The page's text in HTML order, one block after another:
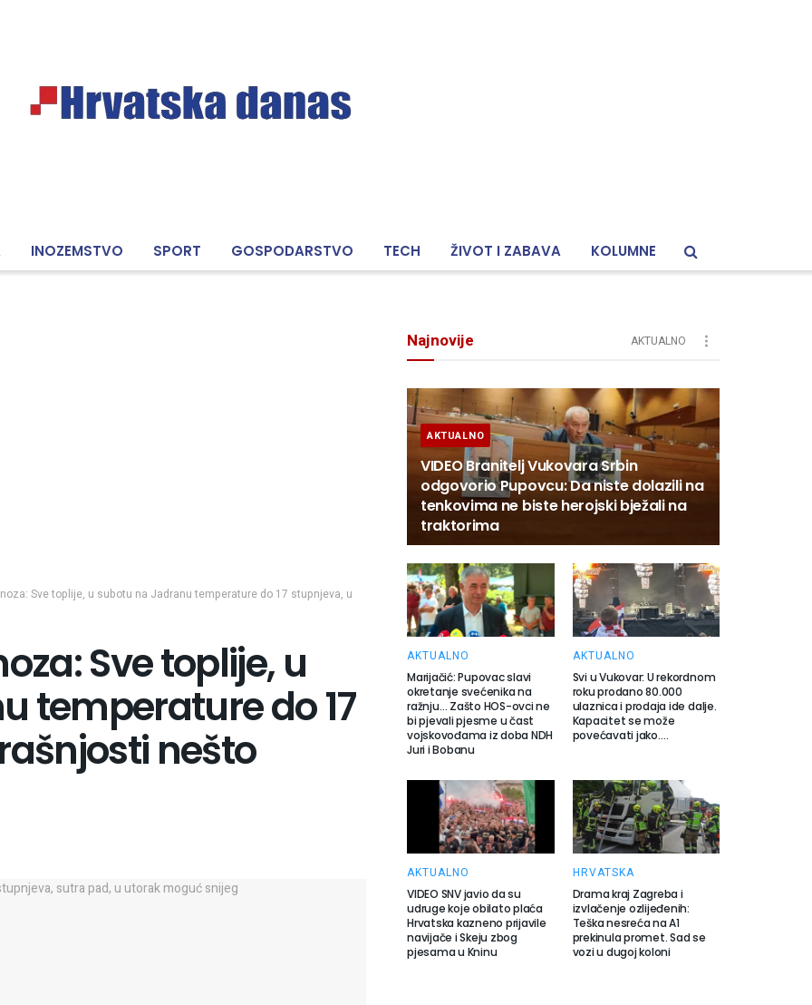
INOZEMSTVO SPORT GOSPODARSTVO TECH ŽIVOT I ZABAVA KOLUMNE
Sve toplije, u subotu na Jadranu temperature do 17 stupnjeva, u
Sve toplije, u
temperature do 17
nešto
Najnovije AKTUALNO
AKTUALNO
VIDEO Branitelj Vukovara Srbin
odgovorio Pupovcu: Da niste dolazili na
tenkovima ne biste herojski bježali na
traktorima
AKTUALNO
Marijačić: Pupovac slavi
okretanje svećenika na
ražnju… Zašto HOS-ovci ne
bi pjevali pjesme u čast
vojskovođama iz doba NDH
Juri i Bobanu
AKTUALNO
Svi u Vukovar: U rekordnom
roku prodano 80.000
ulaznica i prodaja ide dalje.
Kapacitet se može
povećavati jako….
AKTUALNO
VIDEO SNV javio da su
udruge koje obilato plaća
Hrvatska kazneno prijavile
navijače i Skeju zbog
pjesama u Kninu
HRVATSKA
Drama kraj Zagreba i
izvlačenje ozlijeđenih:
Teška nesreća na A1
prekinula promet. Sad se
vozi u dugoj koloni